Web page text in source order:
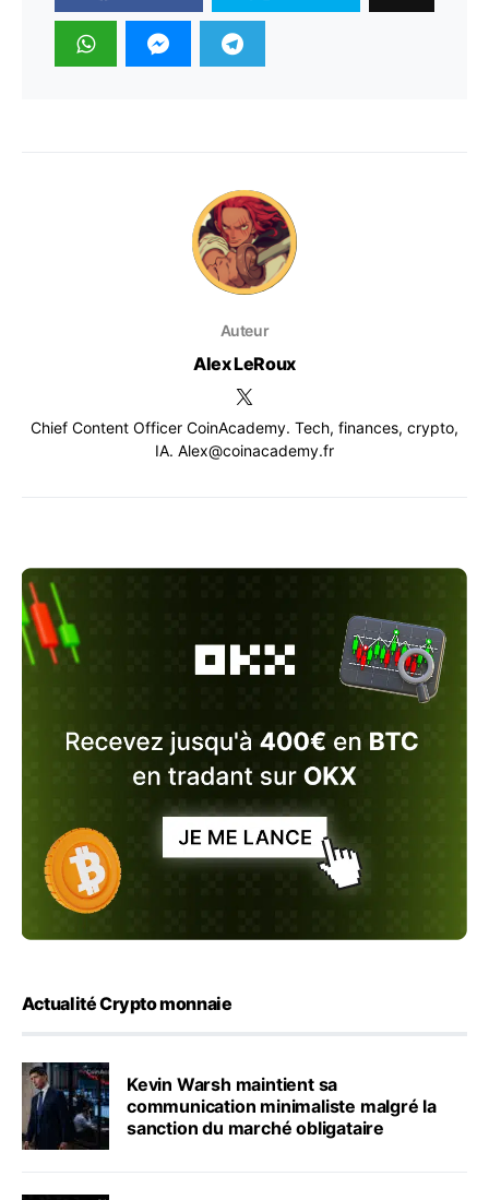
Auteur
Alex LeRoux
Chief Content Officer CoinAcademy. Tech, finances, crypto,
IA. Alex@coinacademy.fr
Actualité Crypto monnaie
Kevin Warsh maintient sa
communication minimaliste malgré la
sanction du marché obligataire